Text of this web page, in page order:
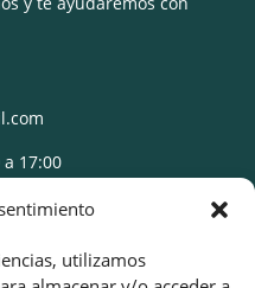
utilizamos
17:00